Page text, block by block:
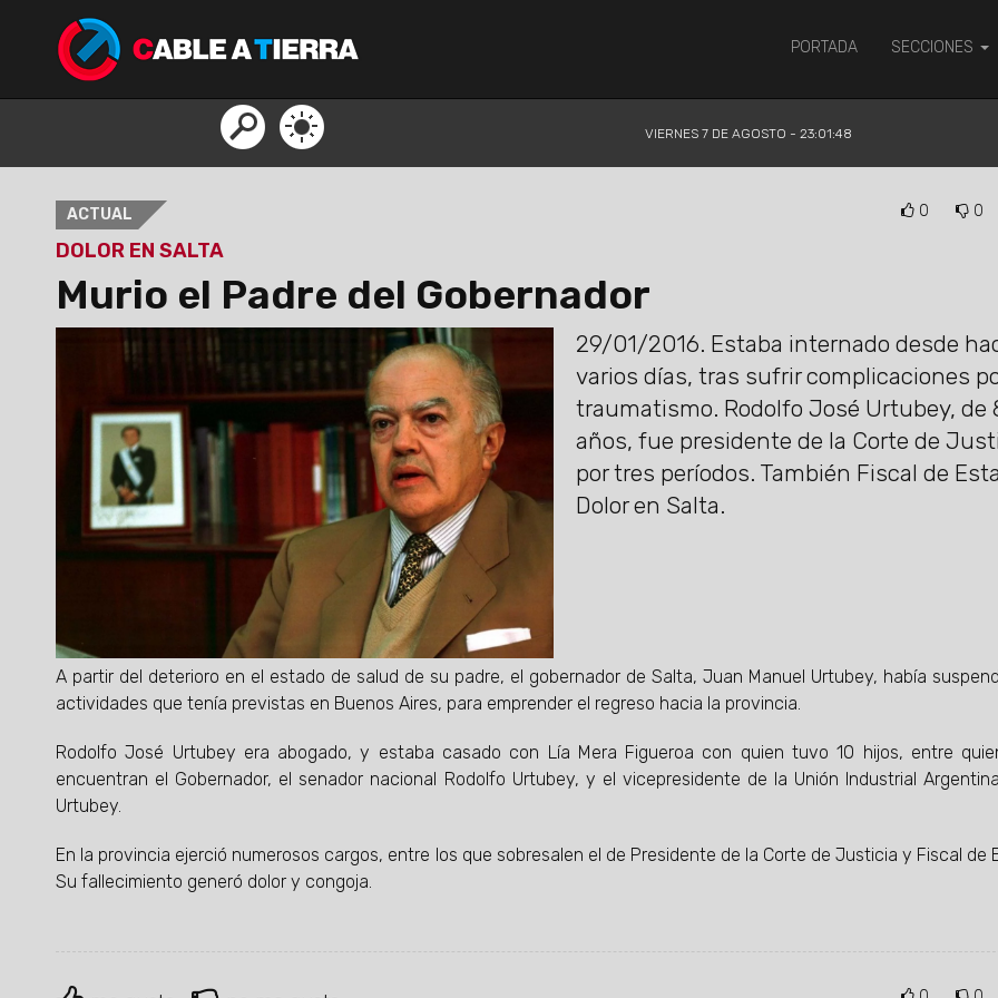
PORTADA SECCIONES
VIERNES 7 DE AGOSTO - 23:01:49
ACTUAL 0 0
DOLOR EN SALTA
Murio el Padre del Gobernador
29/01/2016. Estaba internado desde
varios días, tras sufrir complicaciones
traumatismo. Rodolfo José Urtubey, de
años, fue presidente de la Corte de
por tres períodos. También Fiscal de
Dolor en Salta.
A partir del deterioro en el estado de salud de su padre, el gobernador de Salta, Juan Manuel Urtubey, había
actividades que tenía previstas en Buenos Aires, para emprender el regreso hacia la provincia.
Rodolfo José Urtubey era abogado, y estaba casado con Lía Mera Figueroa con quien tuvo 10 hijos, entre
encuentran el Gobernador, el senador nacional Rodolfo Urtubey, y el vicepresidente de la Unión Industrial
Urtubey.
En la provincia ejerció numerosos cargos, entre los que sobresalen el de Presidente de la Corte de Justicia y Fiscal de
Su fallecimiento generó dolor y congoja.